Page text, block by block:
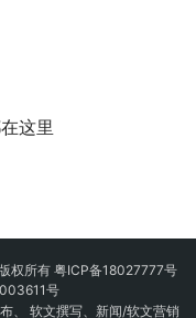
这里
权所有 粤ICP备18027777号
号
、 软文撰写、新闻/软文营销